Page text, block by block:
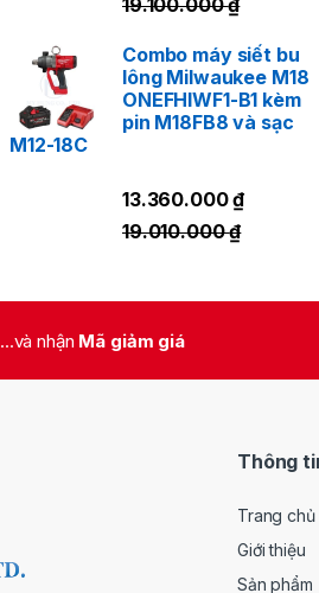
19.100.000₫
Combo máy siết bu
lông Milwaukee M18
ONEFHIWF1-B1 kèm
pin M18FB8 và sạc
M12-18C
13.360.000₫
19.010.000₫
...và nhận Mã giảm giá
Thông
Trang chủ
Giới thiệu
Sản phẩm